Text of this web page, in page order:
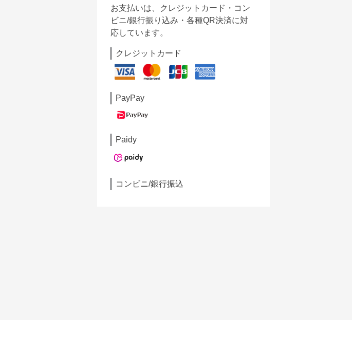
お支払いは、クレジットカード・コン
ビニ/銀行振り込み・各種QR決済に対
応しています。
クレジットカード
PayPay
Paidy
コンビニ/銀行振込